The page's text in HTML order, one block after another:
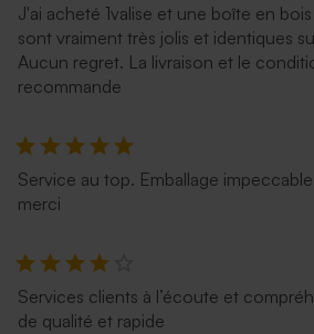
J'ai acheté 1valise et une boîte en
sont vraiment très jolis et identiques
Aucun regret. La livraison et le
recommande
Service au top. Emballage
merci
Services clients à l’écoute et
de qualité et rapide